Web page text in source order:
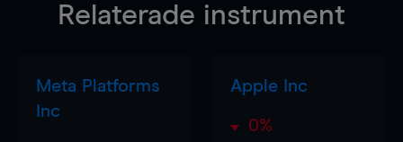
Relaterade instrument
Meta Platforms
Inc
Apple Inc
0%